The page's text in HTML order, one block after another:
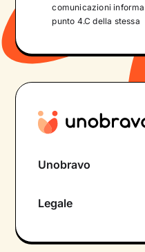
comunicazioni
punto 4.C della stessa
Unobravo
Psicologo in chat
Legale